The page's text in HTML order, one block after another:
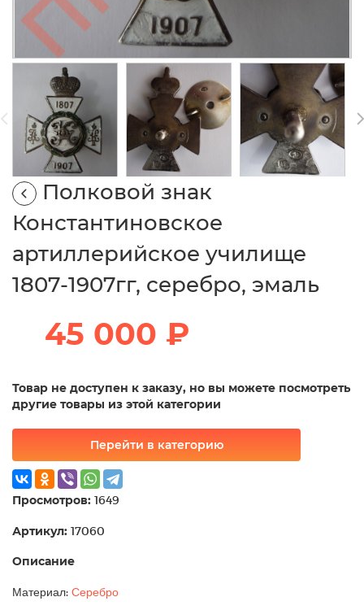
Полковой знак
Константиновское
артиллерийское училище
1807-1907гг, серебро, эмаль
45 000 ₽
Товар не доступен к заказу, но вы можете посмотреть
другие товары из этой категории
Перейти в категорию
Просмотров: 1649
Артикул: 17060
Описание
Материал: Серебро